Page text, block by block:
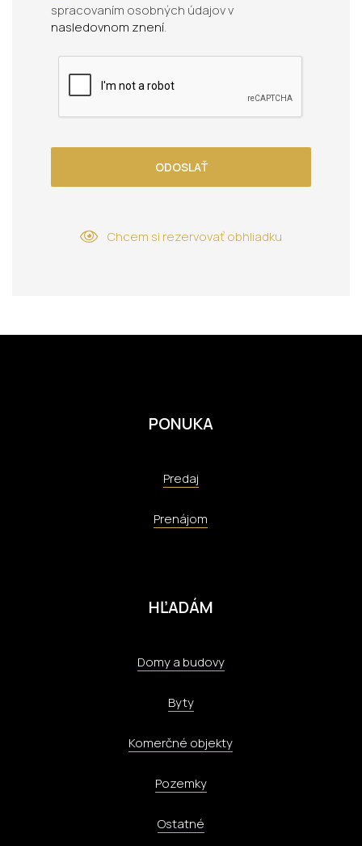
spracovaním osobných údajov v
nasledovnom znení.
ODOSLAŤ
Chcem si rezervovať obhliadku
PONUKA
Predaj
Prenájom
HĽADÁM
Domy a budovy
Byty
Komerčné objekty
Pozemky
Ostatné